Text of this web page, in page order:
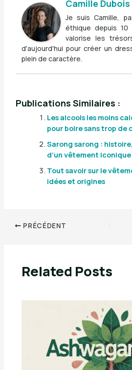
Camille Dubois
Je suis Camille,
éthique depuis
valorise les
d'aujourd'hui pour créer un
plein de caractère.
Publications Similaires :
Les alcools les moins
pour boire sans trop de
Sarong sarong :
d’un vêtement iconique
Tout savoir sur le
idées et origines
PRÉCÉDENT
Related Posts